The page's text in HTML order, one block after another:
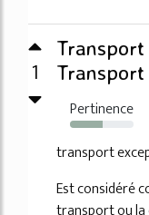
1
Pertinence
52%
transport
Est considéré